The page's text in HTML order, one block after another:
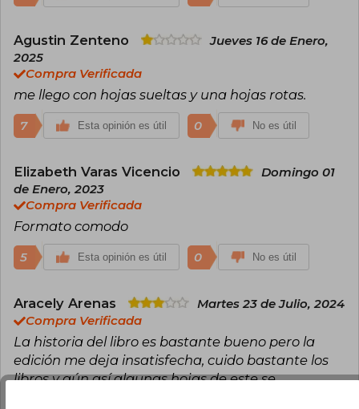
Agustin Zenteno
Jueves 16 de Enero,
2025
Compra Verificada
me llego con hojas sueltas y una hojas rotas.
7 Esta opinión es útil 0 No es útil
Elizabeth Varas Vicencio
Domingo 01
de Enero, 2023
Compra Verificada
Formato comodo
5 Esta opinión es útil 0 No es útil
Aracely Arenas
Martes 23 de Julio, 2024
Compra Verificada
La historia del libro es bastante bueno pero la
edición me deja insatisfecha, cuido bastante los
libros y aún así algunas hojas de este se